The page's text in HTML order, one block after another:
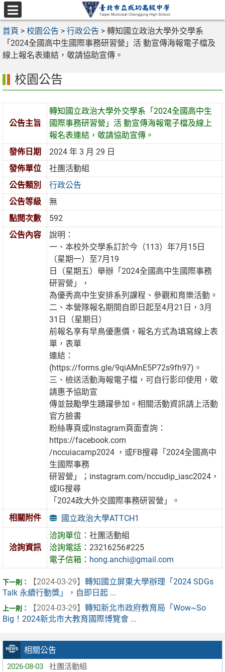
跳
至
主
內
選
單
首頁 > 校園公告 > 行政公告 > 轉知國立政治大學外交學系
「2024全國高中生國際事務研習營」活 動宣傳海報電子檔及
線上報名表連結，敬請協助宣傳。
相關公告
2026-08-03 社團活動組
校園公告
公告主旨
轉知國立政治大學外交學系「2024全國高中生
國際事務研習營」活 動宣傳海報電子檔及線上
報名表連結，敬請協助宣傳。
發佈日期
2024 年 3 月 29 日
發佈單位
社團活動組
公告類別
行政公告
公告等級
無
點閱次數
592
公告內容
說明：
一、本校外交學系訂於今（113）年7月15日
（星期一）至7月19
日（星期五）舉辦「2024全國高中生國際事務
研習營」，
為優秀高中生安排系列課程、參觀和育樂活動。
二、本營隊報名期間自即日起至4月21日，3月
31日（星期日）
前報名享有早鳥優惠價，報名方式為填寫線上表
單，表單
連結：
(https://forms.gle/9qiAMnE5P72s9fh97)。
三、檢送活動海報電子檔，可自行影印使用，敬
請惠予協助宣
傳並鼓勵學生踴躍參加。相關活動資訊請上活動
官方臉書
粉絲專頁或Instagram頁面查詢：
https://facebook.com
/nccuiacamp2024 ，或FB搜尋「2024全國高中
生國際事務
研習營」；instagram.com/nccudip_iasc2024，
或IG搜尋
「2024政大外交國際事務研習營」。
相關附件
國立政治大學ATTCH1
洽詢資訊
洽詢單位：社團活動組
洽詢電話：23216256#225
電子信箱： hong.anchi@gmail.com
【2024-03-29】 轉知國立屏東大學辦理「2024 SDGs
Talk 永續行動獎」，自即日起 ...
【2024-03-29】 轉知新北市政府教育局「Wow~So
Big！2024新北市大教育國際博覽會 ...